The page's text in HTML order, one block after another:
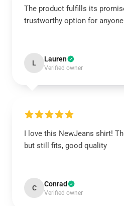
The product fulfills its
trustworthy option for
L Lauren
Verified owner
I love this NewJeans shirt!
but still fits, good quality
C Conrad
Verified owner